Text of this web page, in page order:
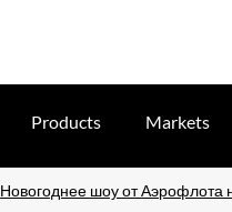
Products Markets
Новогоднее шоу от Аэрофлота